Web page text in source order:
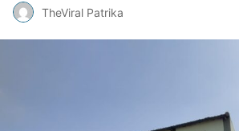
TheViral Patrika